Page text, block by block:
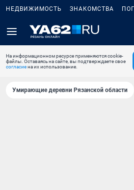
НЕДВИЖИМОСТЬ ЗНАКОМСТВА
На информационном ресурсе применяются cookie-
файлы. Оставаясь на сайте, вы подтверждаете свое
согласиена их использование.
Умирающие деревни Рязанской области